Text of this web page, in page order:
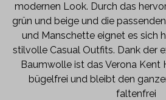
modernen Look. Durch das
grün und beige und die
und Manschette eignet es sich
stilvolle Casual Outfits. Dank der
Baumwolle ist das Verona Kent
bügelfrei und bleibt den
faltenfrei